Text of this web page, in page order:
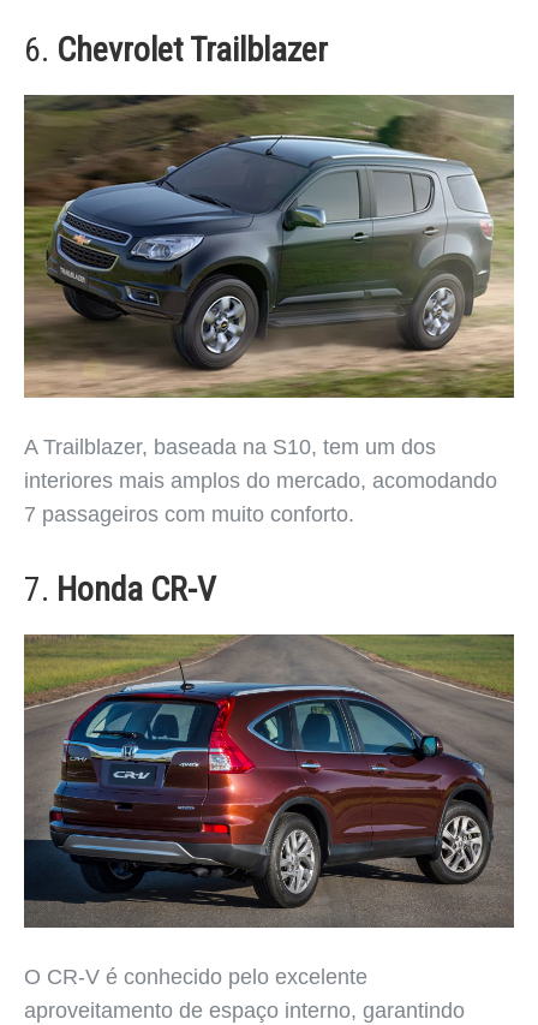
6. Chevrolet Trailblazer
A Trailblazer, baseada na S10, tem um dos
interiores mais amplos do mercado, acomodando
7 passageiros com muito conforto.
7. Honda CR-V
O CR-V é conhecido pelo excelente
aproveitamento de espaço interno, garantindo